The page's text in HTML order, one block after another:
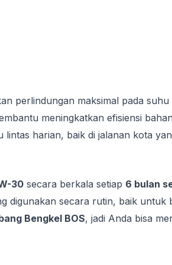
perlindungan maksimal pada
meningkatkan efisiensi
harian, baik di jalanan kota
30 secara berkala setiap 6 bulan
digunakan secara rutin, baik untuk
Bengkel BOS, jadi Anda bisa